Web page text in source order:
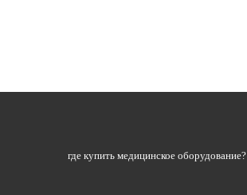
где купить медицинское оборудование?